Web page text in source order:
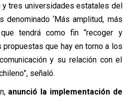
y tres universidades estatales del
‘Más amplitud, más
que tendrá como fin “recoger y
que hay en torno a los
y su relación con el
señaló.
anunció la implementación de